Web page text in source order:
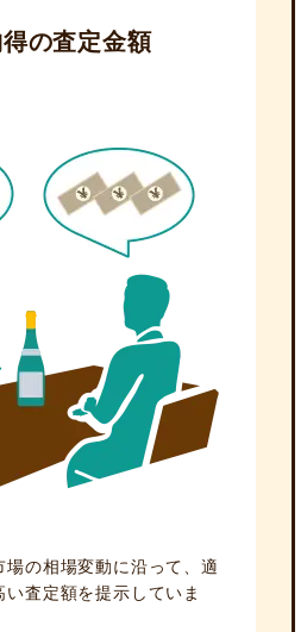
の査定金額
場の相場変動に沿って、適
査定額を提示していま